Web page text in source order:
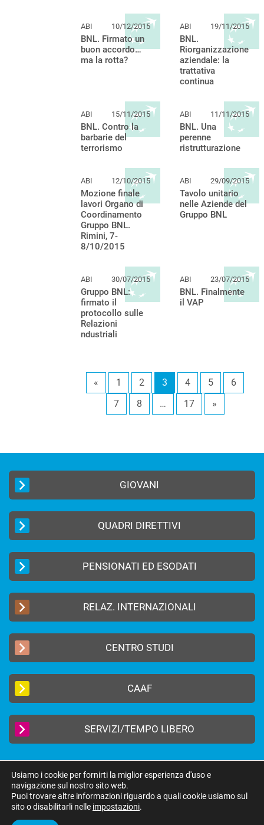
ABI 10/12/2015
BNL. Firmato un
buon accordo…
ma la rotta?
ABI 19/11/2015
BNL.
Riorganizzazione
aziendale: la
trattativa
continua
ABI 15/11/2015
BNL. Contro la
barbarie del
terrorismo
ABI 11/11/2015
BNL. Una
perenne
ristrutturazione
ABI 12/10/2015
Mozione finale
lavori Organo di
Coordinamento
Gruppo BNL.
Rimini, 7-
8/10/2015
ABI 29/09/2015
Tavolo unitario
nelle Aziende del
Gruppo BNL
ABI 30/07/2015
Gruppo BNL:
firmato il
protocollo sulle
Relazioni
ndustriali
ABI 23/07/2015
BNL. Finalmente
il VAP
« 1 2 3 4 5
6
7
8 … 17 »
GIOVANI
QUADRI DIRETTIVI
PENSIONATI ED ESODATI
RELAZ. INTERNAZIONALI
CENTRO STUDI
CAAF
SERVIZI/TEMPO LIBERO
2019 © FEDERAZIONE AUTONOMA BANCARI ITALIANI –Privacy Policy|
Cookie Policy
Usiamo i cookie per fornirti la miglior esperienza d'uso e
navigazione sul nostro sito web.
Puoi trovare altre informazioni riguardo a quali cookie usiamo sul
sito o disabilitarli nelle impostazioni.